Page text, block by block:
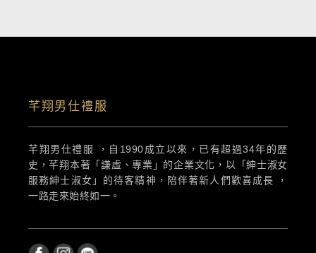
芊翔男仕禮服
芊翔男仕禮服 ，自1990成立以來，已有超過34年的歷
史，芊翔本著「謙虛、專業」的企業文化，以「紳士淑女
服務紳士淑女」的待客精神，陪伴著新人們歡喜成長 ，
一路走來始終如一。